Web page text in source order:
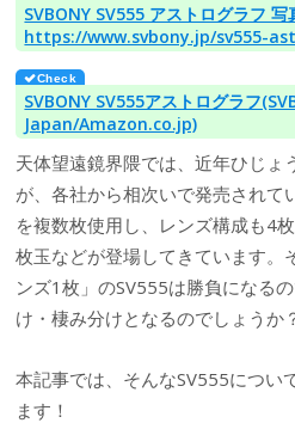
SVBONY SV555 アストログラフ 写
https://www.svbony.jp/sv555-
SVBONY SV555アストログラフ
Japan/Amazon.co.jp)
天体望遠鏡界隈では、近年ひじょ
が、各社から相次いで発売されて
を複数枚使用し、レンズ構成も4
枚玉などが登場してきています。
ンズ1枚」のSV555は勝負になる
け・棲み分けとなるのでしょうか
本記事では、そんなSV555につい
ます！